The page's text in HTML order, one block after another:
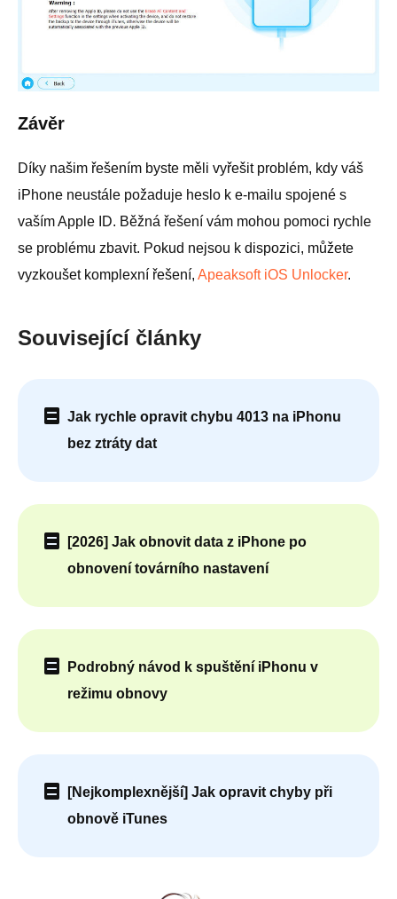
Závěr
Díky našim řešením byste měli vyřešit problém, kdy váš
iPhone neustále požaduje heslo k e-mailu spojené s
vaším Apple ID. Běžná řešení vám mohou pomoci rychle
se problému zbavit. Pokud nejsou k dispozici, můžete
vyzkoušet komplexní řešení, Apeaksoft iOS Unlocker.
Související články
Jak rychle opravit chybu 4013 na iPhonu
bez ztráty dat
[2026] Jak obnovit data z iPhone po
obnovení továrního nastavení
Podrobný návod k spuštění iPhonu v
režimu obnovy
[Nejkomplexnější] Jak opravit chyby při
obnově iTunes